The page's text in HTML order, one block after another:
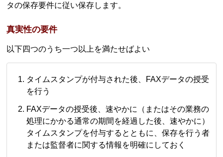
タの保存要件に従い保存します。
真実性の要件
以下四つのうち一つ以上を満たせばよい
タイムスタンプが付与された後、FAXデータの授受
を行う
FAXデータの授受後、速やかに（またはその業務の
処理にかかる通常の期間を経過した後、速やかに）
タイムスタンプを付与するとともに、保存を行う者
または監督者に関する情報を明確にしておく